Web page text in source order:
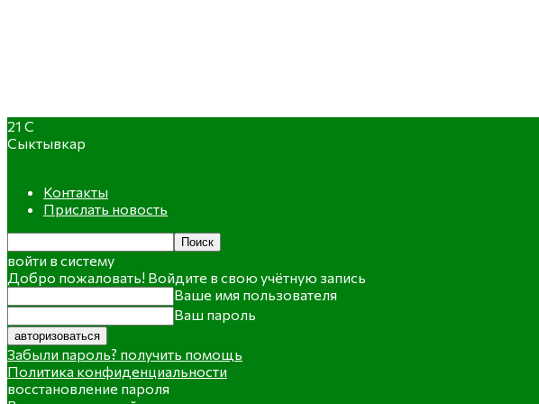
21 C
Сыктывкар
Контакты
Прислать новость
войти в систему
Добро пожаловать! Войдите в свою учётную запись
Ваше имя пользователя
Ваш пароль
Забыли пароль? получить помощь
Политика конфиденциальности
восстановление пароля